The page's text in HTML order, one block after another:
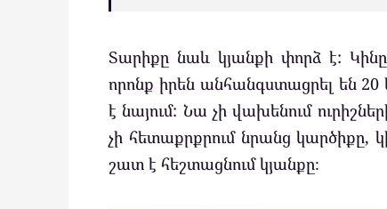
Տարիքը նաև կյանքի փորձ է:
որոնք իրեն անհանգստացրել են
է նայում: Նա չի վախենում
չի հետաքրքրում նրանց կարծիքը,
շատ է հեշտացնում կյանքը։